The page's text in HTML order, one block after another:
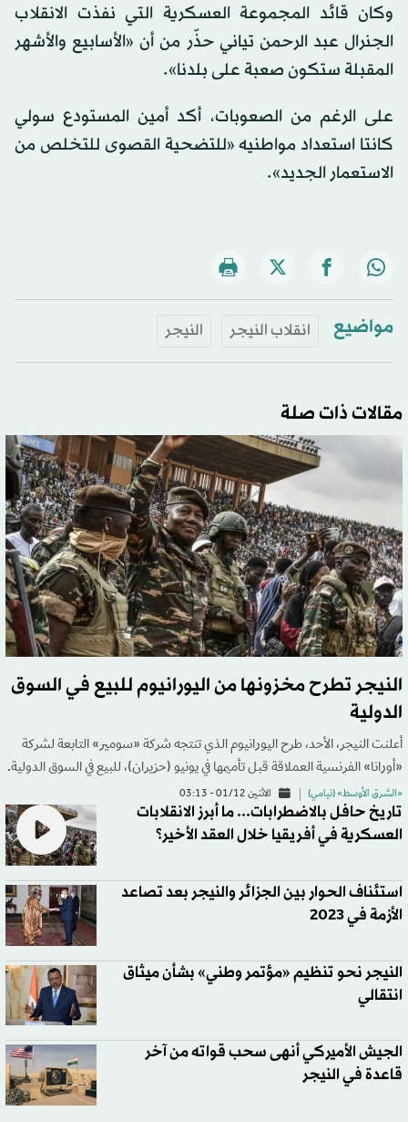
وكان قائد المجموعة العسكرية التي نفذت الانقلاب
الجنرال عبد الرحمن تياني حذّر من أن «الأسابيع والأشهر
المقبلة ستكون صعبة على بلدنا».
على الرغم من الصعوبات، أكد أمين المستودع سولي
كانتا استعداد مواطنيه «للتضحية القصوى للتخلص من
الاستعمار الجديد».
مواضيع انقلاب النيجر النيجر
مقالات ذات صلة
النيجر تطرح مخزونها من اليورانيوم للبيع في السوق
الدولية
أعلنت النيجر، الأحد، طرح اليورانيوم الذي تنتجه شركة «سومير» التابعة لشركة
«أورانا» الفرنسية العملاقة قبل تأميمها في يونيو (حزيران)، للبيع في السوق الدولية.
«الشرق الأوسط» (نيامي) الاثنين 01/12 - 03:13
تاريخ حافل بالاضطرابات... ما أبرز الانقلابات
العسكرية في أفريقيا خلال العقد الأخير؟
استئناف الحوار بين الجزائر والنيجر بعد تصاعد
الأزمة في 2023
النيجر نحو تنظيم «مؤتمر وطني» بشأن ميثاق
انتقالي
الجيش الأميركي أنهى سحب قواته من آخر
قاعدة في النيجر